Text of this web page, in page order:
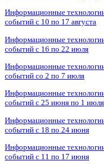
Информационные
событий с 10 по 17 августа
Информационные
событий с 16 по 22 июля
Информационные
событий со 2 по 7 июля
Информационные
событий с 25 июня по 1 июля
Информационные
событий с 18 по 24 июня
Информационные
событий с 11 по 17 июня